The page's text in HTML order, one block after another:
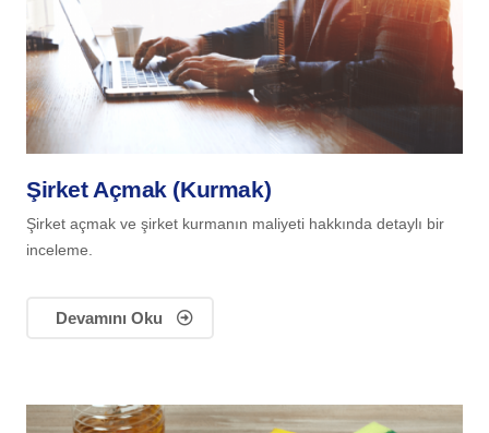
Şirket Açmak (Kurmak)
Şirket açmak ve şirket kurmanın maliyeti hakkında detaylı bir
inceleme.
Devamını Oku